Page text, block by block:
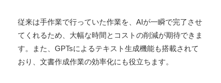
従来は手作業で行っていた作業を、AIが一瞬で完了させ
てくれるため、大幅な時間とコストの削減が期待できま
す。また、GPTsによるテキスト生成機能も搭載されて
おり、文書作成作業の効率化にも役立ちます。